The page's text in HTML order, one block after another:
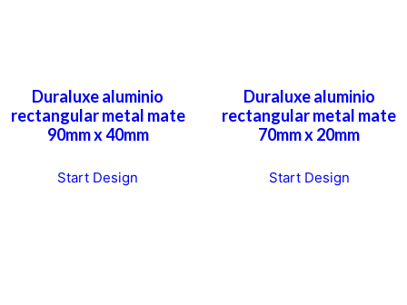
Duraluxe aluminio
rectangular metal mate
90mm x 40mm
Start Design
Duraluxe aluminio
rectangular metal mate
70mm x 20mm
Start Design